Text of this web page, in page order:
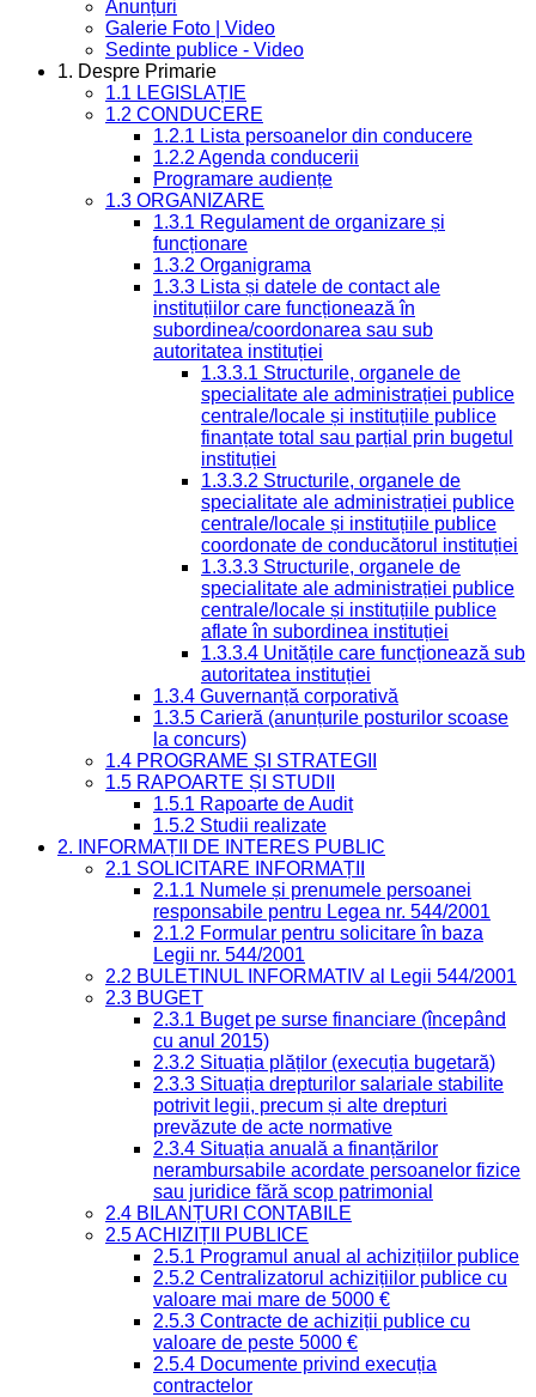
Anunțuri
Galerie Foto | Video
Sedinte publice - Video
1. Despre Primarie
1.1 LEGISLAȚIE
1.2 CONDUCERE
1.2.1 Lista persoanelor din conducere
1.2.2 Agenda conducerii
Programare audiențe
1.3 ORGANIZARE
1.3.1 Regulament de organizare și
funcționare
1.3.2 Organigrama
1.3.3 Lista și datele de contact ale
instituțiilor care funcționează în
subordinea/coordonarea sau sub
autoritatea instituției
1.3.3.1 Structurile, organele de
specialitate ale administrației publice
centrale/locale și instituțiile publice
finanțate total sau parțial prin bugetul
instituției
1.3.3.2 Structurile, organele de
specialitate ale administrației publice
centrale/locale și instituțiile publice
coordonate de conducătorul instituției
1.3.3.3 Structurile, organele de
specialitate ale administrației publice
centrale/locale și instituțiile publice
aflate în subordinea instituției
1.3.3.4 Unitățile care funcționează sub
autoritatea instituției
1.3.4 Guvernanță corporativă
1.3.5 Carieră (anunțurile posturilor scoase
la concurs)
1.4 PROGRAME ȘI STRATEGII
1.5 RAPOARTE ȘI STUDII
1.5.1 Rapoarte de Audit
1.5.2 Studii realizate
2. INFORMAȚII DE INTERES PUBLIC
2.1 SOLICITARE INFORMAȚII
2.1.1 Numele și prenumele persoanei
responsabile pentru Legea nr. 544/2001
2.1.2 Formular pentru solicitare în baza
Legii nr. 544/2001
2.2 BULETINUL INFORMATIV al Legii 544/2001
2.3 BUGET
2.3.1 Buget pe surse financiare (începând
cu anul 2015)
2.3.2 Situația plăților (execuția bugetară)
2.3.3 Situația drepturilor salariale stabilite
potrivit legii, precum și alte drepturi
prevăzute de acte normative
2.3.4 Situația anuală a finanțărilor
nerambursabile acordate persoanelor fizice
sau juridice fără scop patrimonial
2.4 BILANȚURI CONTABILE
2.5 ACHIZIȚII PUBLICE
2.5.1 Programul anual al achizițiilor publice
2.5.2 Centralizatorul achizițiilor publice cu
valoare mai mare de 5000 €
2.5.3 Contracte de achiziții publice cu
valoare de peste 5000 €
2.5.4 Documente privind execuția
contractelor